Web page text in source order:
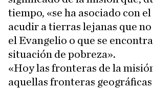
tiempo, «se ha asociado con
acudir a tierras lejanas que
el Evangelio o que se
situación de pobreza».
«Hoy las fronteras de la
aquellas fronteras